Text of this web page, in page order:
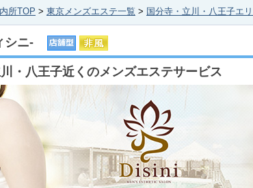
所TOP > 東京メンズエステ一覧 > 国分寺・立川・八王子エ
シニ-
・八王子近くのメンズエステサービス